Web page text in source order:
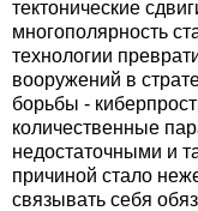
тектонические
многополярность
технологии
вооружений в
борьбы -
количественные
недостаточными и
причиной стало
связывать себя